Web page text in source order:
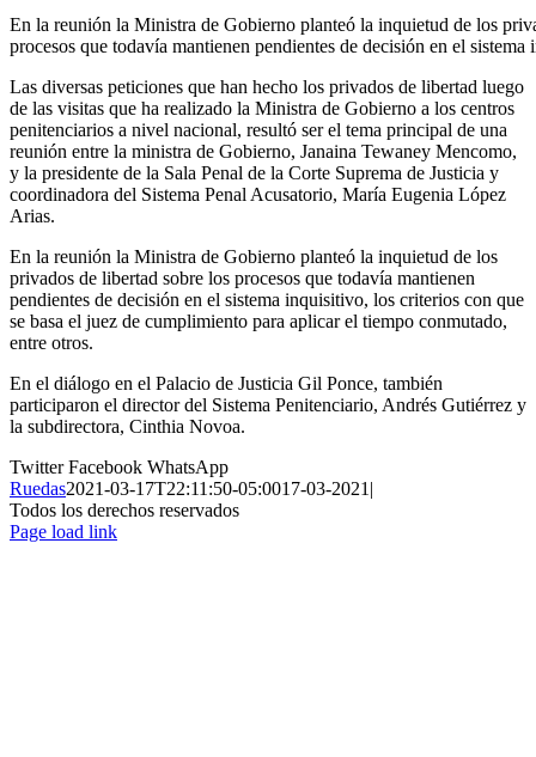
En la reunión la Ministra de Gobierno planteó la inquietud de los
procesos que todavía mantienen pendientes de decisión en el
Las diversas peticiones que han hecho los privados de libertad luego
de las visitas que ha realizado la Ministra de Gobierno a los centros
penitenciarios a nivel nacional, resultó ser el tema principal de una
reunión entre la ministra de Gobierno, Janaina Tewaney Mencomo,
y la presidente de la Sala Penal de la Corte Suprema de Justicia y
coordinadora del Sistema Penal Acusatorio, María Eugenia López
Arias.
En la reunión la Ministra de Gobierno planteó la inquietud de los
privados de libertad sobre los procesos que todavía mantienen
pendientes de decisión en el sistema inquisitivo, los criterios con que
se basa el juez de cumplimiento para aplicar el tiempo conmutado,
entre otros.
En el diálogo en el Palacio de Justicia Gil Ponce, también
participaron el director del Sistema Penitenciario, Andrés Gutiérrez y
la subdirectora, Cinthia Novoa.
TwitterFacebook WhatsApp
Ruedas2021-03-17T22:11:50-05:0017-03-2021|
Todos los derechos reservados
Page load link